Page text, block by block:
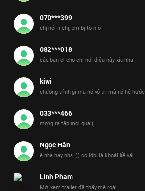
070***399
chị nói ii chị, em bị tò mò
082***018
các bạn ơi cho chị nói điều này xíu nha
kiwi
chương trình gì mà nó vô tri mà nó hề hước
033***466
mong ra tập mới quá:(
Ngọc Hân
ê nha hay nha :)) có ldbl là khoái hề vãi
Linh Pham
Mới xem trailer đã thấy mê roài